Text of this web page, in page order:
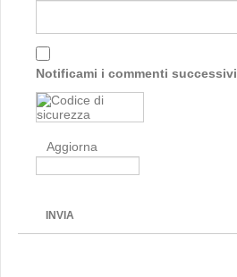
Notificami i commenti successivi
Aggiorna
INVIA